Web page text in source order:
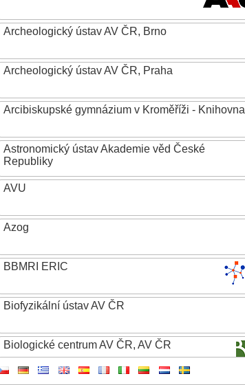
Archeologický ústav AV ČR, Brno
Archeologický ústav AV ČR, Praha
Arcibiskupské gymnázium v Kroměříži - Knihovna
Astronomický ústav Akademie věd České
Republiky
AVU
Azog
BBMRI ERIC
Biofyzikální ústav AV ČR
Biologické centrum AV ČR, AV ČR